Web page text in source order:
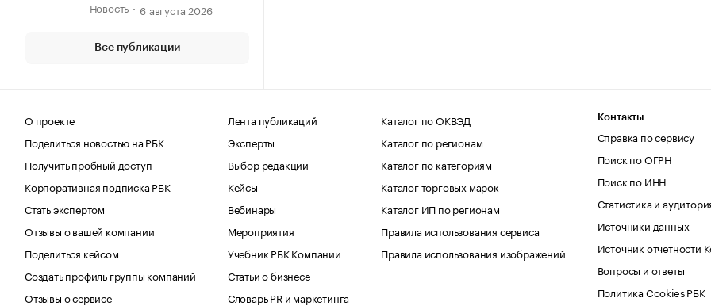
Новость
6 августа 2026
Все публикации
О проекте
Поделиться новостью на РБК
Получить пробный доступ
Корпоративная подписка РБК
Стать экспертом
Отзывы о вашей компании
Поделиться кейсом
Создать профиль группы компаний
Отзывы о сервисе
Лента публикаций
Эксперты
Выбор редакции
Кейсы
Вебинары
Мероприятия
Учебник РБК Компании
Статьи о бизнесе
Словарь PR и маркетинга
Каталог по ОКВЭД
Каталог по регионам
Каталог по категориям
Каталог торговых марок
Каталог ИП по регионам
Правила использования сервиса
Правила использования изображений
Контакты
Справка по сервису
Поиск по ОГРН
Поиск по ИНН
Статистика и
Источники данных
Источник отчетности
Вопросы и ответы
Политика Cookies РБК